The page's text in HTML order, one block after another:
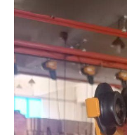
Čeština
Беларуская мова
Kiswahili
Dansk
Norsk